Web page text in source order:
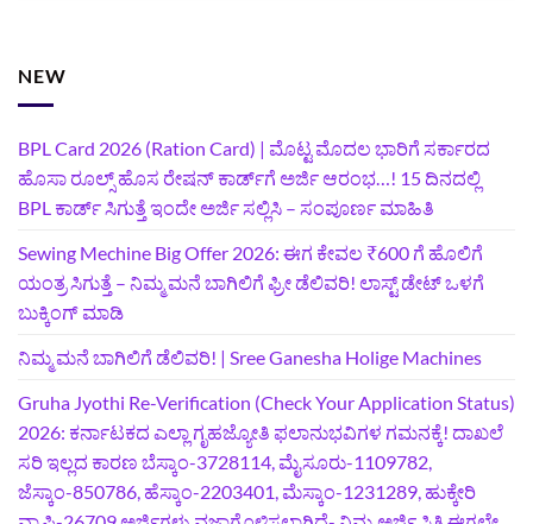
NEW
BPL Card 2026 (Ration Card) | ಮೊಟ್ಟ ಮೊದಲ ಭಾರಿಗೆ ಸರ್ಕಾರದ
ಹೊಸಾ ರೂಲ್ಸ್ ಹೊಸ ರೇಷನ್ ಕಾರ್ಡ್‌ಗೆ ಅರ್ಜಿ ಆರಂಭ…! 15 ದಿನದಲ್ಲಿ
BPL ಕಾರ್ಡ್ ಸಿಗುತ್ತೆ ಇಂದೇ ಅರ್ಜಿ ಸಲ್ಲಿಸಿ – ಸಂಪೂರ್ಣ ಮಾಹಿತಿ
Sewing Mechine Big Offer 2026: ಈಗ ಕೇವಲ ₹600 ಗೆ ಹೊಲಿಗೆ
ಯಂತ್ರ ಸಿಗುತ್ತೆ – ನಿಮ್ಮ ಮನೆ ಬಾಗಿಲಿಗೆ‍ ಫ್ರೀ ಡೆಲಿವರಿ! ಲಾಸ್ಟ್‌ ಡೇಟ್‌ ಒಳಗೆ
ಬುಕ್ಕಿಂಗ್‌ ಮಾಡಿ
ನಿಮ್ಮ ಮನೆ ಬಾಗಿಲಿಗೆ ಡೆಲಿವರಿ! | Sree Ganesha Holige Machines
Gruha Jyothi Re-Verification (Check Your Application Status)
2026: ಕರ್ನಾಟಕದ ಎಲ್ಲಾ ಗೃಹಜ್ಯೋತಿ ಫಲಾನುಭವಿಗಳ ಗಮನಕ್ಕೆ! ದಾಖಲೆ
ಸರಿ ಇಲ್ಲದ ಕಾರಣ ಬೆಸ್ಕಾಂ-3728114, ಮೈಸೂರು-1109782,
ಜೆಸ್ಕಾಂ-850786, ಹೆಸ್ಕಾಂ-2203401, ಮೆಸ್ಕಾಂ-1231289, ಹುಕ್ಕೇರಿ